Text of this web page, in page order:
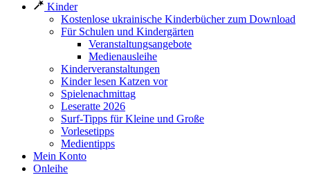
Kinder
Kostenlose ukrainische Kinderbücher zum Download
Für Schulen und Kindergärten
Veranstaltungsangebote
Medienausleihe
Kinderveranstaltungen
Kinder lesen Katzen vor
Spielenachmittag
Leseratte 2026
Surf-Tipps für Kleine und Große
Vorlesetipps
Medientipps
Mein Konto
Onleihe